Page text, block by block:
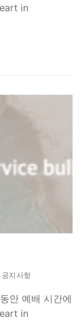
in
지사항
안 예배 시간에
in